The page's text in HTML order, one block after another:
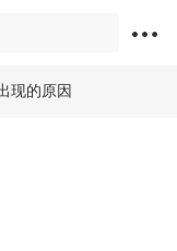
现的原因